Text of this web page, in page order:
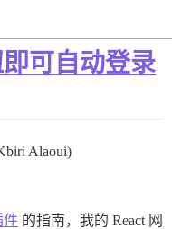
可自动登录
Alaoui)
件 的指南，我的 React 网